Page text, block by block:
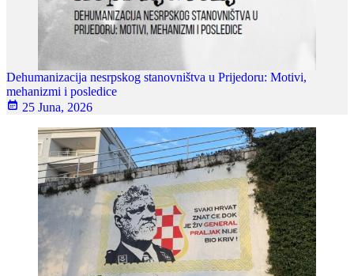
Dehumanizacija nesrpskog stanovništva u Prijedoru: Motivi,
mehanizmi i posledice
25 Juna, 2026